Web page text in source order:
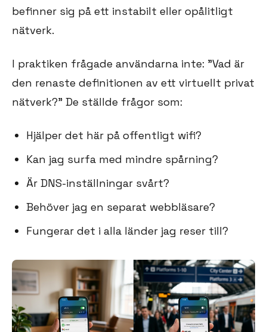
befinner sig på ett instabilt eller opålitligt
nätverk.
I praktiken frågade användarna inte: ”Vad är
den renaste definitionen av ett virtuellt privat
nätverk?” De ställde frågor som:
Hjälper det här på offentligt wifi?
Kan jag surfa med mindre spårning?
Är DNS-inställningar svårt?
Behöver jag en separat webbläsare?
Fungerar det i alla länder jag reser till?